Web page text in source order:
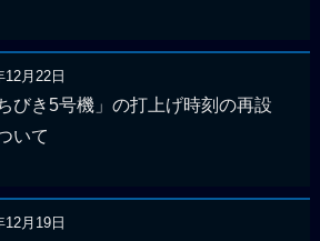
12月22日
ちびき5号機」の打上げ時刻の再設
いて
12月19日